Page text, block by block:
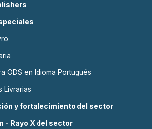
ODS en Idioma Portugués
Livrarias
y fortalecimiento del sector
- Rayo X del sector